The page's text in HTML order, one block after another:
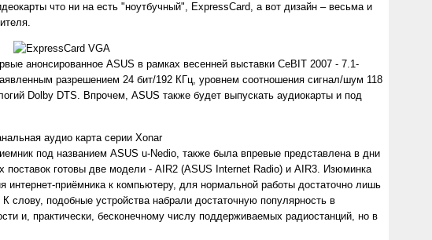
что ни на есть "ноутбучный", ExpressCard, а вот дизайн – весьма и
анонсированное ASUS в рамках весенней выставки CeBIT 2007 - 7.1-
разрешением 24 бит/192 КГц, уровнем соотношения сигнал/шум 118
Dolby DTS. Впрочем, ASUS также будет выпускать аудиокарты и под
под названием ASUS u-Nedio, также была впревые представлена в дни
готовы две модели - AIR2 (ASUS Internet Radio) и AIR3. Изюминка
интернет-приёмника к компьютеру, для нормальной работы достаточно лишь
слову, подобные устройства набрали достаточную популярность в
и, практически, бесконечному числу поддерживаемых радиостанций, но в